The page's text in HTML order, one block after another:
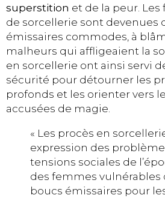
superstition et de la peur.
de sorcellerie sont devenues
émissaires commodes, à
malheurs qui affligeaient la
en sorcellerie ont ainsi servi
sécurité pour détourner les
profonds et les orienter vers
accusées de magie.
« Les procès en
expression des
tensions sociales de
des femmes vulnérables
boucs émissaires pour